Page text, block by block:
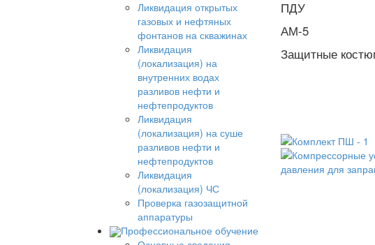
Ликвидация открытых
газовых и нефтяных
фонтанов на скважинах
Ликвидация
(локализация) на
внутренних водах
разливов нефти и
нефтепродуктов
Ликвидация
(локализация) на суше
разливов нефти и
нефтепродуктов
Ликвидация
(локализация) ЧС
Проверка газозащитной
аппаратуры
Профессиональное обучение
ПДУ
АМ-5
Защитные